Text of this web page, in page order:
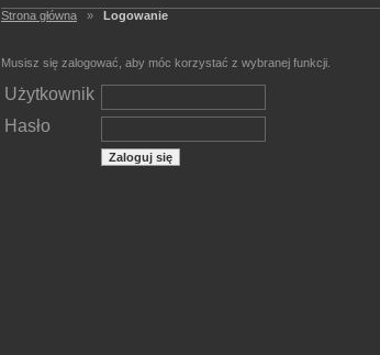
Strona główna » Logowanie
Musisz się zalogować, aby móc korzystać z wybranej funkcji.
Użytkownik
Hasło